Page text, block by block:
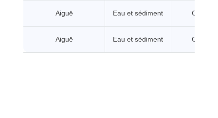
Aiguë Eau et sédiment CL/
Aiguë Eau et sédiment CL/